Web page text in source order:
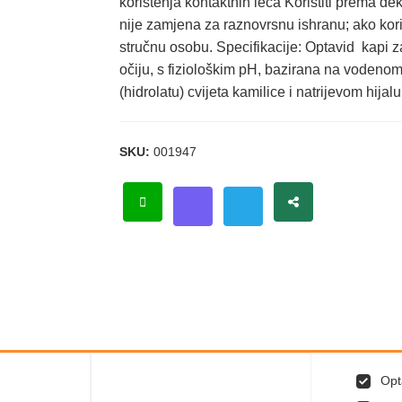
nije zamjena za raznovrsnu ishranu; ako
stručnu osobu. Specifikacije: Optavid kapi
očiju, s fiziološkim pH, bazirana na
(hidrolatu) cvijeta kamilice i natrijevom
SKU:001947